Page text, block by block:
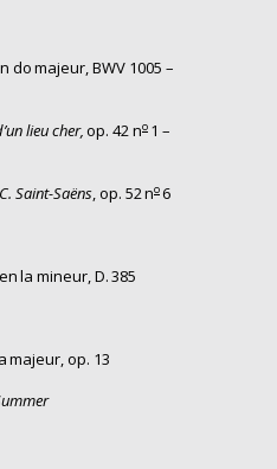
domajeur, BWV 1005 –
lieu cher,op. 42 no 1 –
Saint-Saëns, op. 52no 6
enla mineur, D. 385
majeur, op. 13